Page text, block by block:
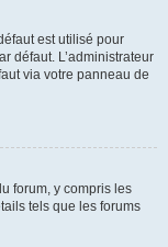
est utilisé pour
défaut. L’administrateur
via votre panneau de
forum, y compris les
tels que les forums